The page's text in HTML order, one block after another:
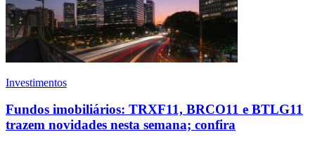
Investimentos
Fundos imobiliários: TRXF11, BRCO11 e BTLG11
trazem novidades nesta semana; confira